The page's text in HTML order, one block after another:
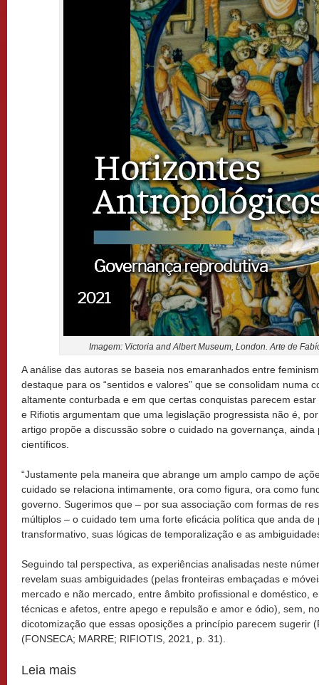
Imagem: Victoria and Albert Museum, London. Arte de
A análise das autoras se baseia nos emaranhados entre
destaque para os “sentidos e valores” que se consolidam numa
altamente conturbada e em que certas conquistas parecem
e Rifiotis argumentam que uma legislação progressista não é,
artigo propõe a discussão sobre o cuidado na governança,
científicos.
“Justamente pela maneira que abrange um amplo campo de
cuidado se relaciona intimamente, ora como figura, ora como
governo. Sugerimos que – por sua associação com formas de
múltiplos – o cuidado tem uma forte eficácia política que anda de
transformativo, suas lógicas de temporalização e as
Seguindo tal perspectiva, as experiências analisadas neste
revelam suas ambiguidades (pelas fronteiras embaçadas e
mercado e não mercado, entre âmbito profissional e doméstico,
técnicas e afetos, entre apego e repulsão e amor e ódio), sem,
dicotomização que essas oposições a princípio parecem sugerir
(FONSECA; MARRE; RIFIOTIS, 2021, p. 31).
Leia mais